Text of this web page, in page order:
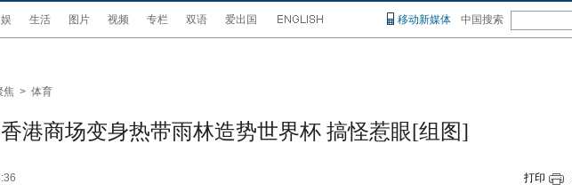
生活 图片 视频 专栏 双语 爱出国 移动新媒体 中国搜索
焦 > 体育
香港商场变身热带雨林造势世界杯 搞怪惹眼[组图]
打印